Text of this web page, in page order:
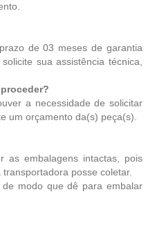
de 03 meses de garantia
sua assistência técnica,
a necessidade de solicitar
um orçamento da(s) peça(s).
as embalagens intactas, pois
posse coletar.
modo que dê para embalar